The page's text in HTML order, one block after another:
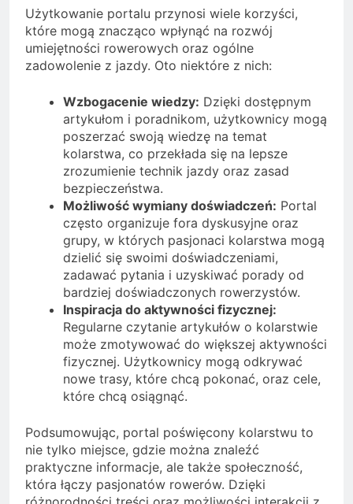
Użytkowanie portalu przynosi wiele korzyści,
które mogą znacząco wpłynąć na rozwój
umiejętności rowerowych oraz ogólne
zadowolenie z jazdy. Oto niektóre z nich:
Wzbogacenie wiedzy: Dzięki dostępnym
artykułom i poradnikom, użytkownicy mogą
poszerzać swoją wiedzę na temat
kolarstwa, co przekłada się na lepsze
zrozumienie technik jazdy oraz zasad
bezpieczeństwa.
Możliwość wymiany doświadczeń: Portal
często organizuje fora dyskusyjne oraz
grupy, w których pasjonaci kolarstwa mogą
dzielić się swoimi doświadczeniami,
zadawać pytania i uzyskiwać porady od
bardziej doświadczonych rowerzystów.
Inspiracja do aktywności fizycznej:
Regularne czytanie artykułów o kolarstwie
może zmotywować do większej aktywności
fizycznej. Użytkownicy mogą odkrywać
nowe trasy, które chcą pokonać, oraz cele,
które chcą osiągnąć.
Podsumowując, portal poświęcony kolarstwu to
nie tylko miejsce, gdzie można znaleźć
praktyczne informacje, ale także społeczność,
która łączy pasjonatów rowerów. Dzięki